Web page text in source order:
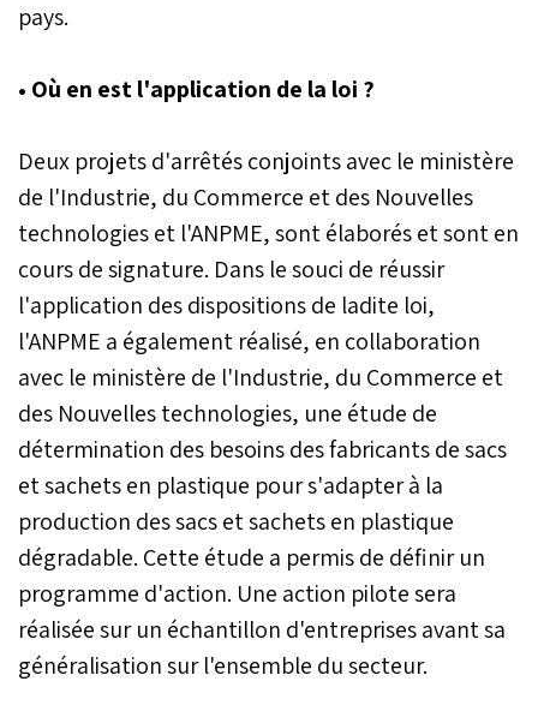
pays.
• Où en est l'application de la loi ?
Deux projets d'arrêtés conjoints avec le ministère
de l'Industrie, du Commerce et des Nouvelles
technologies et l'ANPME, sont élaborés et sont en
cours de signature. Dans le souci de réussir
l'application des dispositions de ladite loi,
l'ANPME a également réalisé, en collaboration
avec le ministère de l'Industrie, du Commerce et
des Nouvelles technologies, une étude de
détermination des besoins des fabricants de sacs
et sachets en plastique pour s'adapter à la
production des sacs et sachets en plastique
dégradable. Cette étude a permis de définir un
programme d'action. Une action pilote sera
réalisée sur un échantillon d'entreprises avant sa
généralisation sur l'ensemble du secteur.